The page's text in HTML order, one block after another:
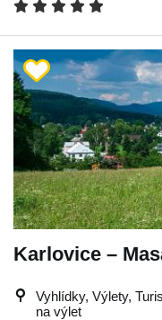
Karlovice –
Vyhlídky, Výlety,
na výlet